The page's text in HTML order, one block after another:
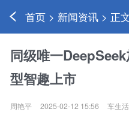
首页 > 新闻资讯 > 正
同级唯一
型智趣上市
周艳平 2025-02-12 15:56 车生